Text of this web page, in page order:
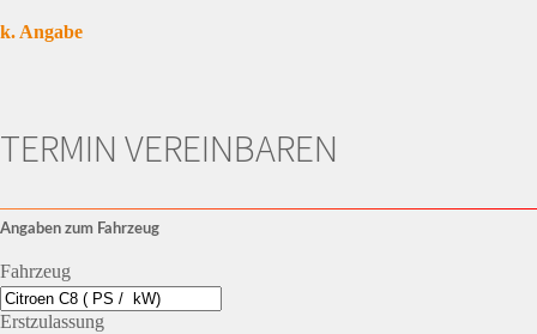
k. Angabe
TERMIN VEREINBAREN
Angaben zum Fahrzeug
Fahrzeug
Erstzulassung